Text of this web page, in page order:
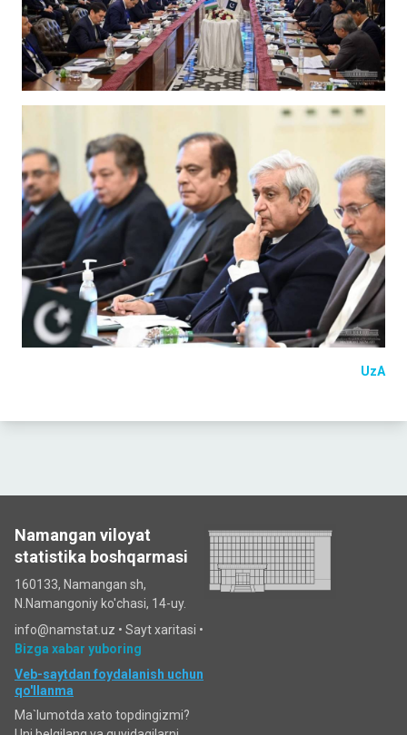
UzA
Namangan viloyat
statistika boshqarmasi
160133, Namangan sh,
N.Namangoniy ko'chasi, 14-uy.
info@namstat.uz • Sayt xaritasi •
Bizga xabar yuboring
Veb-saytdan foydalanish uchun
qo'llanma
Ma`lumotda xato topdingizmi?